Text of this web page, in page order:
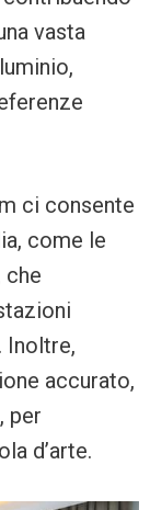
vasta
ci consente
come le
che
Inoltre,
accurato,
per
d’arte.